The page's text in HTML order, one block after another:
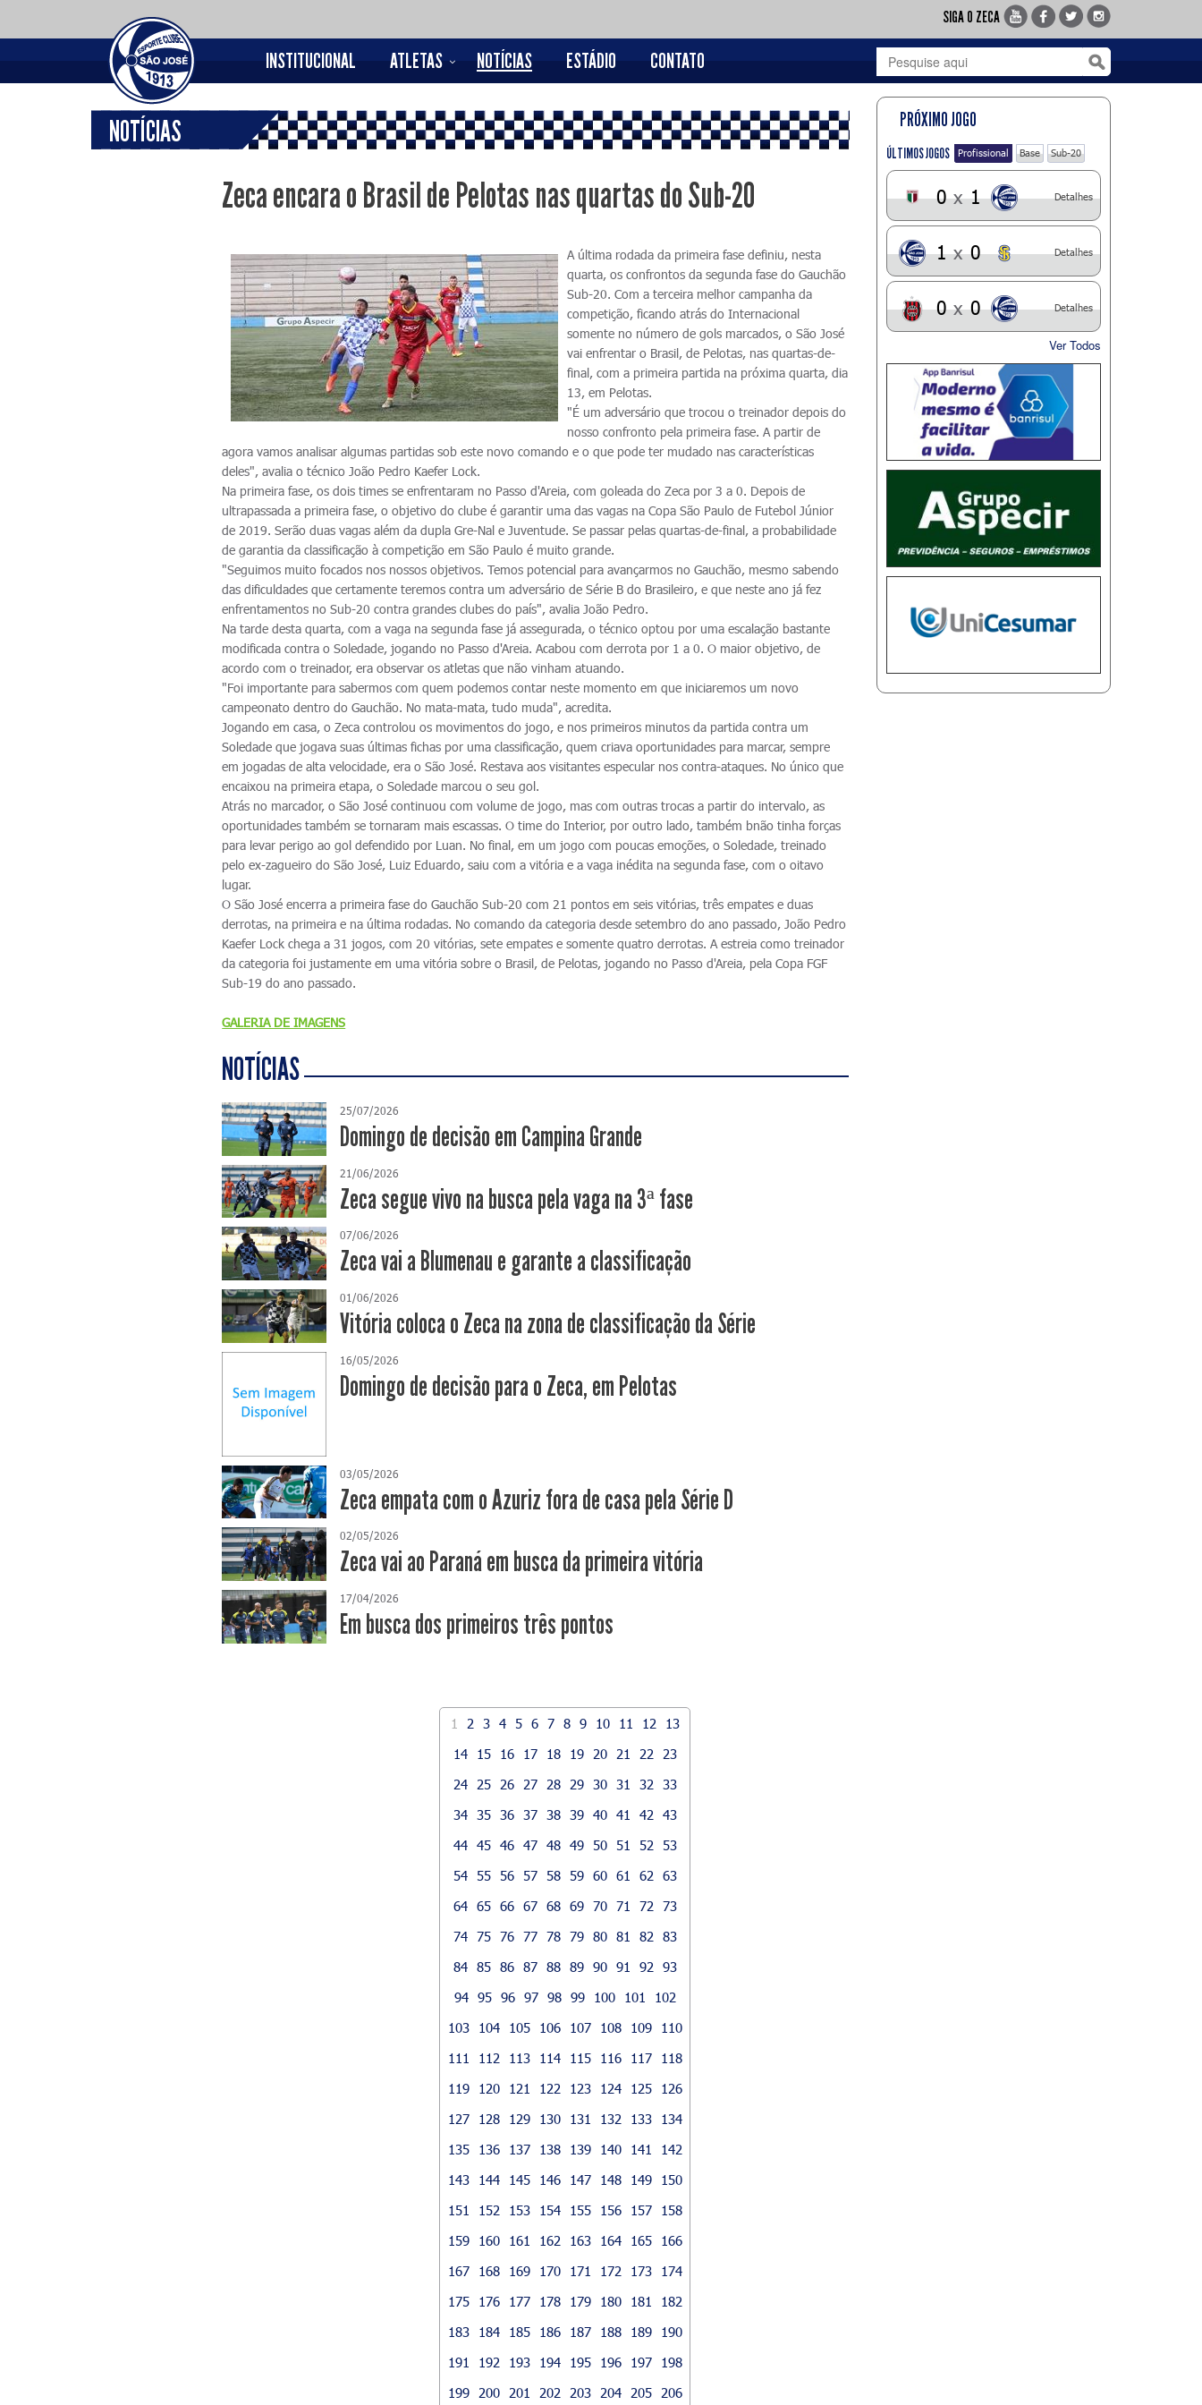
SIGA O ZECA
INSTITUCIONAL ATLETAS NOTÍCIAS ESTÁDIO CONTATO
NOTÍCIAS
Zeca encara o Brasil de Pelotas nas quartas do Sub-20
A última rodada da primeira fase definiu, nesta
quarta, os confrontos da segunda fase do Gauchão
Sub-20. Com a terceira melhor campanha da
competição, ficando atrás do Internacional
somente no número de gols marcados, o São José
vai enfrentar o Brasil, de Pelotas, nas quartas-de-
final, com a primeira partida na próxima quarta, dia
13, em Pelotas.
"É um adversário que trocou o treinador depois do
nosso confronto pela primeira fase. A partir de
agora vamos analisar algumas partidas sob este novo comando e o que pode ter mudado nas características
deles", avalia o técnico João Pedro Kaefer Lock.
Na primeira fase, os dois times se enfrentaram no Passo d'Areia, com goleada do Zeca por 3 a 0. Depois de
ultrapassada a primeira fase, o objetivo do clube é garantir uma das vagas na Copa São Paulo de Futebol Júnior
de 2019. Serão duas vagas além da dupla Gre-Nal e Juventude. Se passar pelas quartas-de-final, a probabilidade
de garantia da classificação à competição em São Paulo é muito grande.
"Seguimos muito focados nos nossos objetivos. Temos potencial para avançarmos no Gauchão, mesmo sabendo
das dificuldades que certamente teremos contra um adversário de Série B do Brasileiro, e que neste ano já fez
enfrentamentos no Sub-20 contra grandes clubes do país", avalia João Pedro.
Na tarde desta quarta, com a vaga na segunda fase já assegurada, o técnico optou por uma escalação bastante
modificada contra o Soledade, jogando no Passo d'Areia. Acabou com derrota por 1 a 0. O maior objetivo, de
acordo com o treinador, era observar os atletas que não vinham atuando.
"Foi importante para sabermos com quem podemos contar neste momento em que iniciaremos um novo
campeonato dentro do Gauchão. No mata-mata, tudo muda", acredita.
Jogando em casa, o Zeca controlou os movimentos do jogo, e nos primeiros minutos da partida contra um
Soledade que jogava suas últimas fichas por uma classificação, quem criava oportunidades para marcar, sempre
em jogadas de alta velocidade, era o São José. Restava aos visitantes especular nos contra-ataques. No único que
encaixou na primeira etapa, o Soledade marcou o seu gol.
Atrás no marcador, o São José continuou com volume de jogo, mas com outras trocas a partir do intervalo, as
oportunidades também se tornaram mais escassas. O time do Interior, por outro lado, também bnão tinha forças
para levar perigo ao gol defendido por Luan. No final, em um jogo com poucas emoções, o Soledade, treinado
pelo ex-zagueiro do São José, Luiz Eduardo, saiu com a vitória e a vaga inédita na segunda fase, com o oitavo
lugar.
O São José encerra a primeira fase do Gauchão Sub-20 com 21 pontos em seis vitórias, três empates e duas
derrotas, na primeira e na última rodadas. No comando da categoria desde setembro do ano passado, João Pedro
Kaefer Lock chega a 31 jogos, com 20 vitórias, sete empates e somente quatro derrotas. A estreia como treinador
da categoria foi justamente em uma vitória sobre o Brasil, de Pelotas, jogando no Passo d'Areia, pela Copa FGF
Sub-19 do ano passado.
GALERIA DE IMAGENS
NOTÍCIAS
25/07/2026
Domingo de decisão em Campina Grande
21/06/2026
Zeca segue vivo na busca pela vaga na 3ª fase
07/06/2026
Zeca vai a Blumenau e garante a classificação
01/06/2026
Vitória coloca o Zeca na zona de classificação da Série
16/05/2026
Domingo de decisão para o Zeca, em Pelotas
03/05/2026
Zeca empata com o Azuriz fora de casa pela Série D
02/05/2026
Zeca vai ao Paraná em busca da primeira vitória
17/04/2026
​Em busca dos primeiros três pontos
1 2 3 4 5 6 7 8 9 10 11 12
13
14
15 16 17 18 19 20 21 22
23
24
25 26 27 28 29 30 31 32
33
34 35 36 37 38 39 40 41 42
43
44 45 46 47 48 49 50 51 52
53
54 55 56 57 58 59 60 61 62
63
64 65 66 67 68 69 70 71 72
73
74 75 76 77 78 79 80 81 82
83
84 85 86 87 88 89 90 91 92
93
94 95 96 97 98 99 100 101
102
103
104 105 106 107 108 109
110
111
112 113 114 115 116 117
118
119
120 121 122 123 124 125
126
127
128 129 130 131 132 133
134
135
136 137 138 139 140 141
142
143
144 145 146 147 148 149
150
151
152 153 154 155 156 157
158
159
160 161 162 163 164 165
166
167
168 169 170 171 172 173
174
175
176 177 178 179 180 181
182
183
184 185 186 187 188 189
190
191
192 193 194 195 196 197
198
199
200 201 202 203 204 205 206
PRÓXIMO JOGO
ÚLTIMOS JOGOS Profissional Base Sub-20
0 x 1 Detalhes
1 x 0 Detalhes
0 x 0 Detalhes
Ver Todos